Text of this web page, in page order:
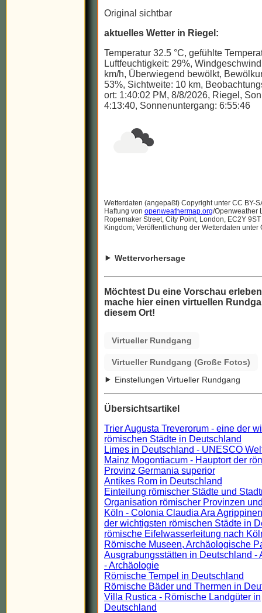
Original sichtbar
aktuelles Wetter in Riegel:
Temperatur 32.5 °C, gefühlte
Luftfeuchtigkeit: 29%,
km/h, Überwiegend bewölkt,
53%, Sichtweite: 10 km,
ort: 1:40:02 PM, 8/8/2026, Riegel,
4:13:40, Sonnenuntergang: 6:55:46
Wetterdaten (angepaßt) Copyright unter CC BY-
Haftung von openweathermap.org/Openweather
Ropemaker Street, City Point, London, EC2Y
Kingdom; Veröffentlichung der Wetterdaten unter
Wettervorhersage
Möchtest Du eine Vorschau
mache hier einen virtuellen
diesem Ort!
Virtueller Rundgang
Virtueller Rundgang (Große Fotos)
Einstellungen Virtueller Rundgang
Übersichtsartikel
Trier Augusta Treverorum - eine der
römischen Städte in Deutschland
Limes in Deutschland - UNESCO
Mainz Mogontiacum - Hauptort der
Provinz Germania superior
Antikes Rom in Deutschland
Einteilung römischer Städte und
Organisation römischer Provinzen
Köln - Colonia Claudia Ara
der wichtigsten römischen Städte in
römische Eifelwasserleitung nach
Römische Museen, Archäologische
Ausgrabungsstätten in Deutschland -
- Archäologie
Römische Tempel in Deutschland
Römische Bäder und Thermen in
Villa Rustica - Römische Landgüter in
Deutschland